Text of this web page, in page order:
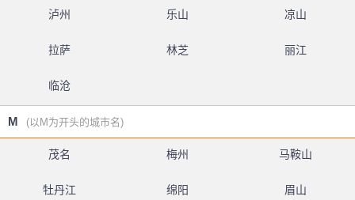
泸州 乐山 凉山
拉萨 林芝 丽江
临沧
M (以M为开头的城市名)
茂名 梅州 马鞍山
牡丹江 绵阳 眉山